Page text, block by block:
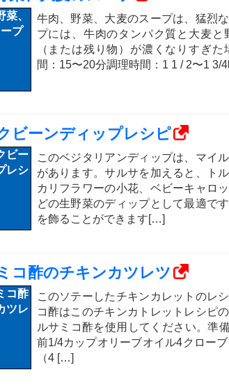
牛肉、野菜、大麦のスープは、猛烈
プには、牛肉のタンパク質と大麦
（または残り物）が濃くなりすぎ
間：15〜20分調理時間：1 1 / 2〜1 3/
ビーンディップレシピ
このベジタリアンディップは、マイ
があります。サルサを加えると、ト
カリフラワーの小花、ベビーキャロ
どの生野菜のディップとして最適で
を飾ることができます[…]
コ酢のチキンカツレツ
このソテーしたチキンカレットのレ
コ酢はこのチキンカトレットレシピ
ルサミコ酢を使用してください。準
前1/4カップオリーブオイル4クロー
（4 […]